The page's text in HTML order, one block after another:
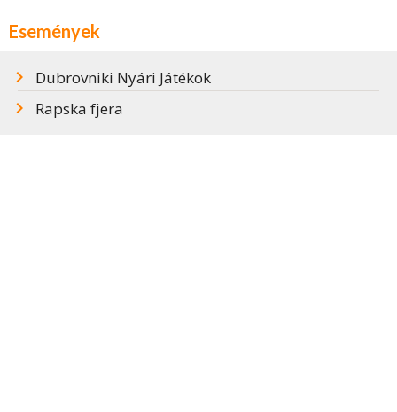
Események
Dubrovniki Nyári Játékok
Rapska fjera